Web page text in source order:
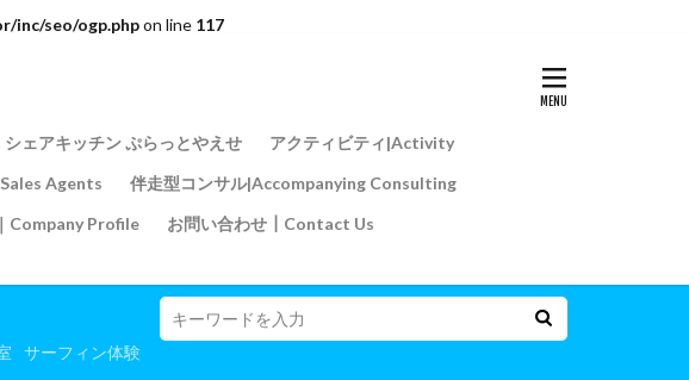
inc/seo/ogp.phpon line 117
ェアキッチン ぷらっとやえせ
アクティビティ|Activity
Agents
伴走型コンサル|Accompanying Consulting
Company Profile お問い合わせ┃Contact Us
サーフィン体験